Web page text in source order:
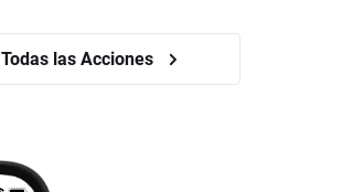
Todas las Acciones